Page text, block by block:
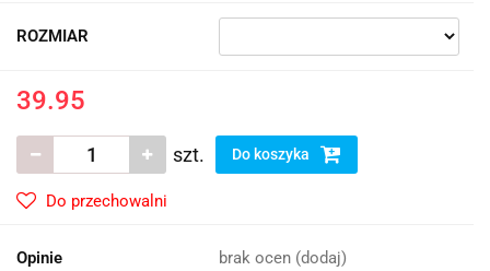
ROZMIAR
39.95
szt. Do koszyka
Do przechowalni
Opinie brak ocen (dodaj)